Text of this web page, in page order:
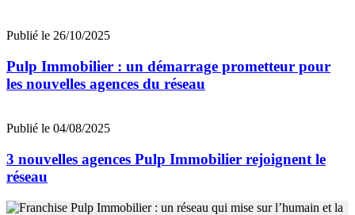
Publié le 26/10/2025
Pulp Immobilier : un démarrage prometteur pour
les nouvelles agences du réseau
Publié le 04/08/2025
3 nouvelles agences Pulp Immobilier rejoignent le
réseau